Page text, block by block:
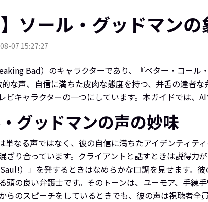
】ソール・グッドマン
07 15:27:27
Bad）のキャラクターであり、『ベター・コー
な声、自信に満ちた皮肉な態度を持つ、弁舌の達者
ビキャラクターの一つにしています。本ガイドでは、
グッドマンの声の妙味
単なる声ではなく、彼の自信に満ちたアイデンティテ
ざり合っています。クライアントと話すときは説得力
）」を発するときはなめらかな口調を見せます。
頭の良い弁護士です。そのトーンは、ユーモア、手
らのスピーチをしているときでも、彼の声は視聴者全